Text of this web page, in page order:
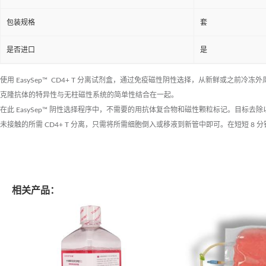
包装规格 套
是否进口 是
使用 EasySep™ CD4+ T 分离试剂盒，通过免疫磁性阴性选择，从新鲜或之前冷冻
克隆抗体的特异性与无柱磁性系统的简单性结合在一起。
在此 EasySep™ 阴性选择程序中，不需要的用抗体复合物和磁性颗粒标记。目标去
未接触的所需 CD4+ T 分离，只需将所需细胞倒入或移液到新管中即可。在短短 8
相关产品：